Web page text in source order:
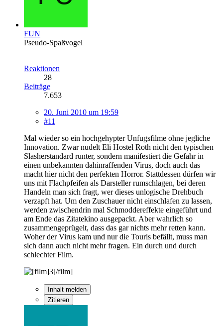
FUN
Pseudo-Spaßvogel
Reaktionen
28
Beiträge
7.653
20. Juni 2010 um 19:59
#11
Mal wieder so ein hochgehypter Unfugsfilme ohne jegliche
Innovation. Zwar nudelt Eli Hostel Roth nicht den typischen
Slasherstandard runter, sondern manifestiert die Gefahr in
einen unbekannten dahinraffenden Virus, doch auch das
macht hier nicht den perfekten Horror. Stattdessen dürfen wir
uns mit Flachpfeifen als Darsteller rumschlagen, bei deren
Handeln man sich fragt, wer dieses unlogische Drehbuch
verzapft hat. Um den Zuschauer nicht einschlafen zu lassen,
werden zwischendrin mal Schmoddereffekte eingeführt und
am Ende das Zitatekino ausgepackt. Aber wahrlich so
zusammengeprügelt, dass das gar nichts mehr retten kann.
Woher der Virus kam und nur die Touris befällt, muss man
sich dann auch nicht mehr fragen. Ein durch und durch
schlechter Film.
Inhalt melden
Zitieren